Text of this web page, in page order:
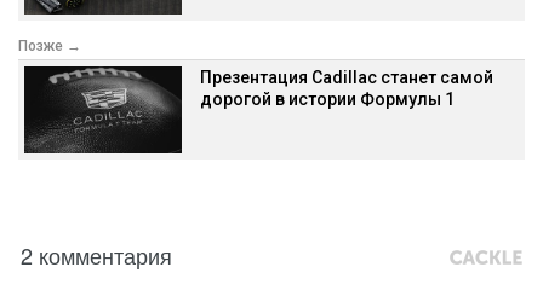
Позже →
Презентация Cadillac станет самой
дорогой в истории Формулы 1
2 комментария